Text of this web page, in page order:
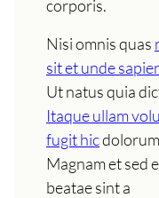
corporis.
Nisi omnis quas
sit et unde
Ut natus quia
Itaque ullam
fugit hic
Magnam et sed
beatae sint a